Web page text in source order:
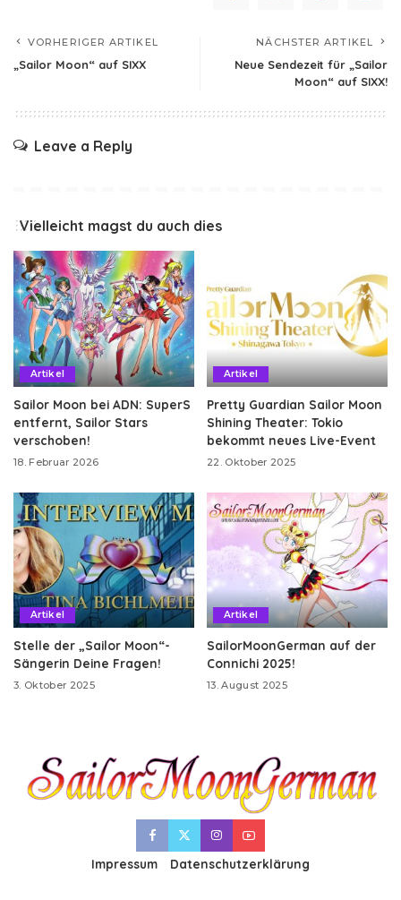
VORHERIGER ARTIKEL
„Sailor Moon“ auf SIXX
NÄCHSTER ARTIKEL
Neue Sendezeit für „Sailor
Moon“ auf SIXX!
Leave a Reply
Vielleicht magst du auch dies
Artikel
Sailor Moon bei ADN: SuperS
entfernt, Sailor Stars
verschoben!
18. Februar 2026
Artikel
Pretty Guardian Sailor Moon
Shining Theater: Tokio
bekommt neues Live-Event
22. Oktober 2025
Artikel
Stelle der „Sailor Moon“-
Sängerin Deine Fragen!
3. Oktober 2025
Artikel
SailorMoonGerman auf der
Connichi 2025!
13. August 2025
Impressum Datenschutzerklärung